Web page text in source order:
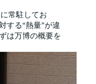
常駐してお
する“熱量”が違
は万博の概要を